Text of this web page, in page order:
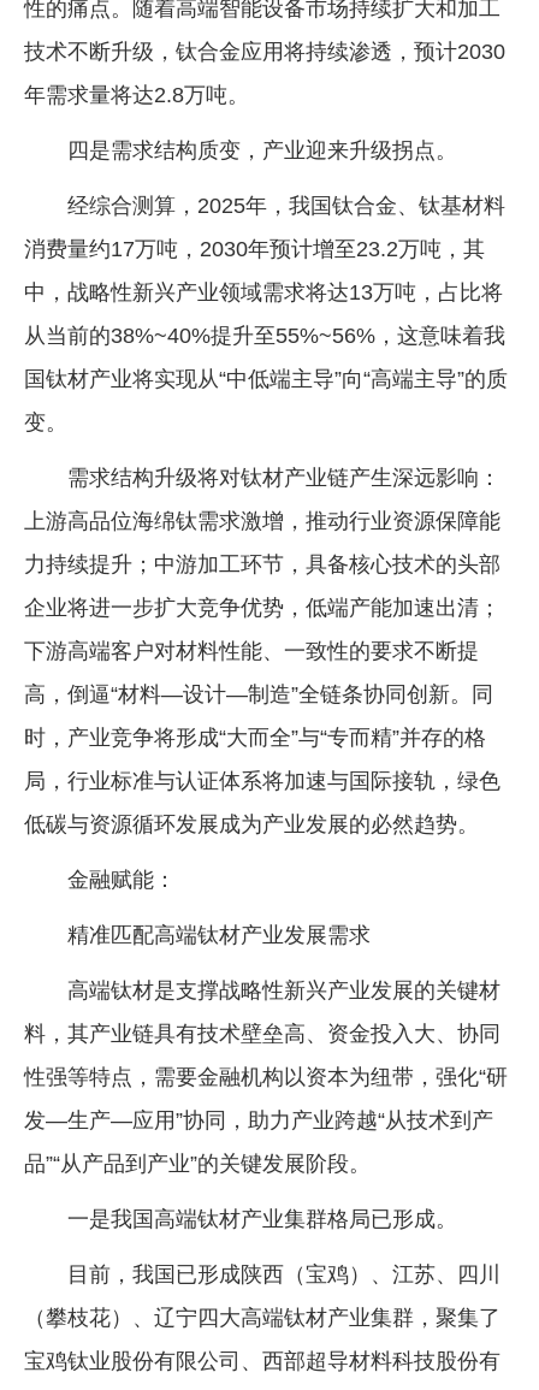
性的痛点。随着高端智能设备市场持续扩大和加工
技术不断升级，钛合金应用将持续渗透，预计2030
年需求量将达2.8万吨。
四是需求结构质变，产业迎来升级拐点。
经综合测算，2025年，我国钛合金、钛基材料
消费量约17万吨，2030年预计增至23.2万吨，其
中，战略性新兴产业领域需求将达13万吨，占比将
从当前的38%~40%提升至55%~56%，这意味着我
国钛材产业将实现从“中低端主导”向“高端主导”的质
变。
需求结构升级将对钛材产业链产生深远影响：
上游高品位海绵钛需求激增，推动行业资源保障能
力持续提升；中游加工环节，具备核心技术的头部
企业将进一步扩大竞争优势，低端产能加速出清；
下游高端客户对材料性能、一致性的要求不断提
高，倒逼“材料—设计—制造”全链条协同创新。同
时，产业竞争将形成“大而全”与“专而精”并存的格
局，行业标准与认证体系将加速与国际接轨，绿色
低碳与资源循环发展成为产业发展的必然趋势。
金融赋能：
精准匹配高端钛材产业发展需求
高端钛材是支撑战略性新兴产业发展的关键材
料，其产业链具有技术壁垒高、资金投入大、协同
性强等特点，需要金融机构以资本为纽带，强化“研
发—生产—应用”协同，助力产业跨越“从技术到产
品”“从产品到产业”的关键发展阶段。
一是我国高端钛材产业集群格局已形成。
目前，我国已形成陕西（宝鸡）、江苏、四川
（攀枝花）、辽宁四大高端钛材产业集群，聚集了
宝鸡钛业股份有限公司、西部超导材料科技股份有